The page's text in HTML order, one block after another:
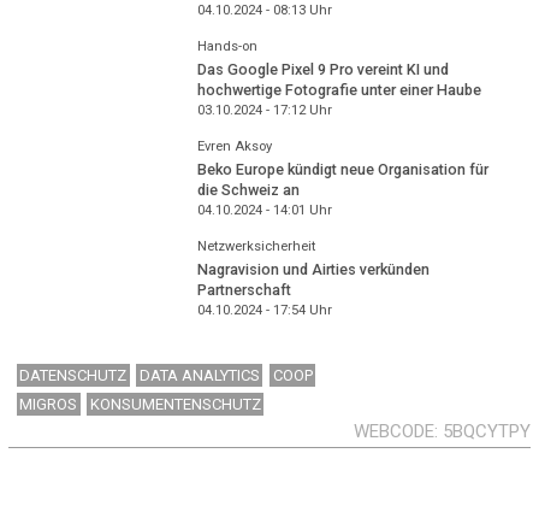
04.10.2024 - 08:13Uhr
Hands-on
Das Google Pixel 9 Pro vereint KI und
hochwertige Fotografie unter einer Haube
03.10.2024 - 17:12Uhr
Evren Aksoy
Beko Europe kündigt neue Organisation für
die Schweiz an
04.10.2024 - 14:01 Uhr
Netzwerksicherheit
Nagravision und Airties verkünden
Partnerschaft
04.10.2024 - 17:54Uhr
DATENSCHUTZ DATA ANALYTICS
COOP
MIGROS
KONSUMENTENSCHUTZ
WEBCODE 5BQCYTPY